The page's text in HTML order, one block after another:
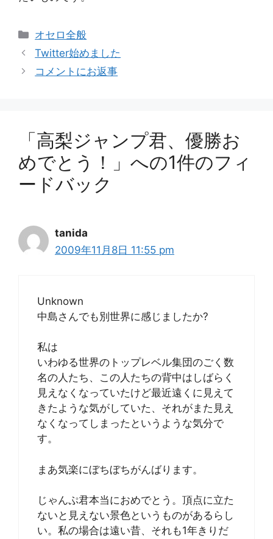
カ
テ
リ
オセロ全般
Twitter始めました
コメントにお返事
「高梨ジャンプ君、優勝お
めでとう！」への1件のフィ
ードバック
tanida
2009年11月8日 11:55 pm
Unknown
中島さんでも別世界に感じましたか?
私は
いわゆる世界のトップレベル集団のごく数
名の人たち、この人たちの背中はしばらく
見えなくなっていたけど最近遠くに見えて
きたような気がしていた、それがまた見え
なくなってしまったというような気分で
す。
まあ気楽にぼちぼちがんばります。
じゃんぷ君本当におめでとう。頂点に立た
ないと見えない景色というものがあるらし
い。私の場合は遠い昔、それも1年きりだ